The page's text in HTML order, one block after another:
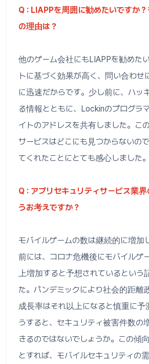
Q : LIAPPを周囲に勧めたいですか
の理由は？
他のゲーム会社にもLIAPPを勧めた
トに基づく効果が高く、問い合わせ
に迅速だからです。少し前に、ハッ
る情報とともに、Lockinのプログラ
イトのアドレスを共有しました。こ
サービスはどこにも見つからないの
てくれたことにとても感心しました。
Q : アプリセキュリティサービス業
うお考えですか？
モバイルゲームの数は継続的に増加
前には、コロナ危機後にモバイルゲ
上増加すると予想されているという
た。パンデミックにより社会的距離
成長率はそれ以上になると慎重に予
うすると、セキュリティ被害件数の
きるのではないでしょうか。この傾
とすれば、モバイルセキュリティの